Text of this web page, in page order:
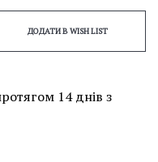
ДОДАТИ В WISH LIST
14 днів з